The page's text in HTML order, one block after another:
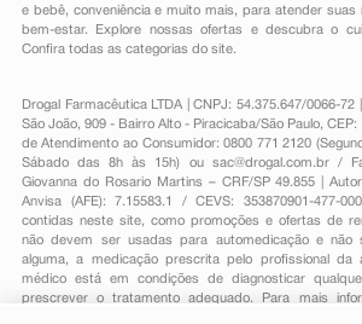
e bebê, conveniênciae muito mais, para atender suas
bem-estar. Explore nossas ofertas e descubra o
Confira todas as categorias do site.
Drogal Farmacêutica LTDA | CNPJ: 54.375.647/0066-72
São João, 909 - Bairro Alto - Piracicaba/São Paulo, CEP:
de Atendimento ao Consumidor: 0800 771 2120
Sábado das 8h às 15h) ou sac@drogal.com.br/
Giovanna do Rosario Martins – CRF/SP 49.855 |
Anvisa (AFE): 7.15583.1 / CEVS: 353870901-477-
contidas neste site, como promoções e ofertas de
não devem ser usadas para automedicação e não
alguma, a medicação prescrita pelo profissional da
médico está em condições de diagnosticar
prescrever o tratamento adequado. Para mais